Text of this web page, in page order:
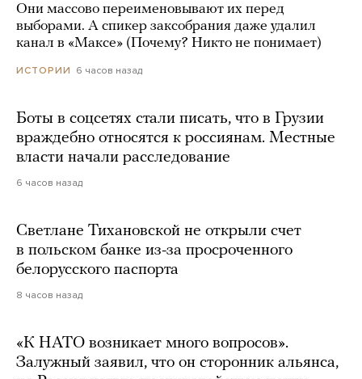
Они массово переименовывают их перед
выборами. А спикер заксобрания даже удалил
канал в «Максе» (Почему? Никто не понимает)
ИСТОРИИ 6 часов назад
Боты в соцсетях стали писать, что в Грузии
враждебно относятся к россиянам. Местные
власти начали расследование
6 часов назад
Светлане Тихановской не открыли счет
в польском банке из-за просроченного
белорусского паспорта
8 часов назад
«К НАТО возникает много вопросов».
Залужный заявил, что он сторонник альянса,